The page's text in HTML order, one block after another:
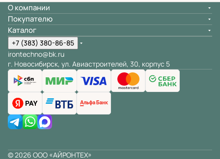
О компании
Покупателю
Каталог
+7 (383) 380-86-85
irontechno@bk.ru
г. Новосибирск, ул. Авиастроителей, 30, корпус 5
© 2026 ООО «АЙРОНТЕХ»